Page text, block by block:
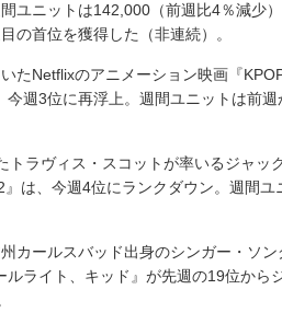
ユニットは142,000（前週比4％減少
の首位を獲得した（非連続）。
たNetflixのアニメーション映画『
週3位に再浮上。週間ユニットは前
ラヴィス・スコットが率いるジャッ
は、今週4位にランクダウン。週間ユ
カールスバッド出身のシンガー・ソン
ライト、キッド』が先週の19位から